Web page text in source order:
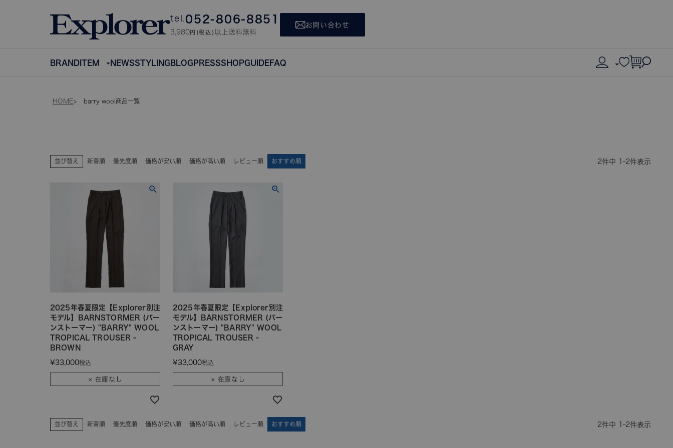
tel.052-806-8851
3,980円(税込) 以上送料無料
お問い合わせ
BRANDITEM NEWSSTYLINGBLOGPRESSSHOPGUIDEFAQ
HOME barry wool商品一覧
並び替え 新着順 優先度順 価格が安い順 価格が高い順 レビュー順 おすすめ順 2件中 1-2件表示
2025年春夏限定【Explorer別注
モデル】BARNSTORMER (バー
ンストーマー) "BARRY" WOOL
TROPICAL TROUSER -
BROWN
¥33,000税込
× 在庫なし
2025年春夏限定【Explorer別注
モデル】BARNSTORMER (バー
ンストーマー) "BARRY" WOOL
TROPICAL TROUSER -
GRAY
¥33,000税込
× 在庫なし
並び替え 新着順 優先度順 価格が安い順 価格が高い順 レビュー順 おすすめ順 2件中 1-2件表示